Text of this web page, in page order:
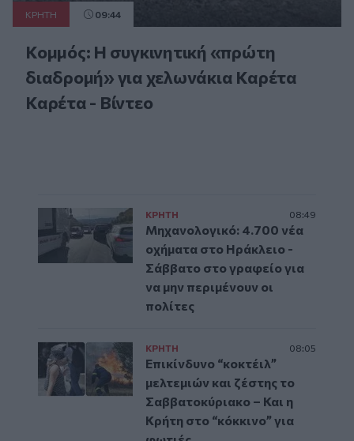
ΚΡΗΤΗ 09:44
Κομμός: Η συγκινητική «πρώτη
διαδρομή» για χελωνάκια Καρέτα
Καρέτα - Βίντεο
ΚΡΗΤΗ 08:49
Μηχανολογικό: 4.700 νέα
οχήματα στο Ηράκλειο -
Σάββατο στο γραφείο για
να μην περιμένουν οι
πολίτες
ΚΡΗΤΗ 08:05
Επικίνδυνο “κοκτέιλ”
μελτεμιών και ζέστης το
Σαββατοκύριακο – Και η
Κρήτη στο “κόκκινο” για